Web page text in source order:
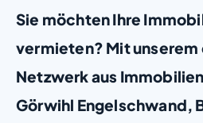
Sie möchten Ihre
vermieten? Mit unserem
Netzwerk aus
Görwihl Engelschwand,